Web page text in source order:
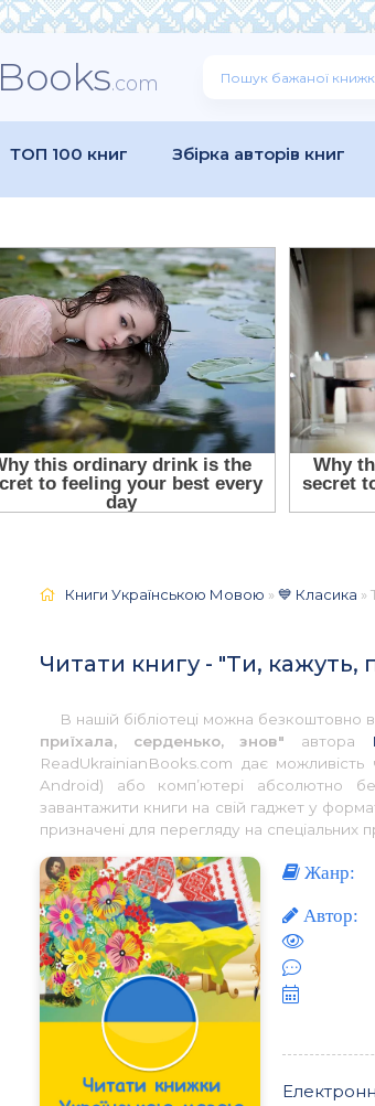
Books.com
ТОП 100 книг Збірка авторів книг
Книги Українською Мовою »💙 Класика »
Читати книгу - "Ти,
В нашій бібліотеці можна безкоштовно
приїхала, серденько, знов" автора
ReadUkrainianBooks.com дає
Android) або комп’ютері абсолютно
завантажити книги на свій гаджет у
призначені для перегляду на спеціальних
Жанр:
Автор: